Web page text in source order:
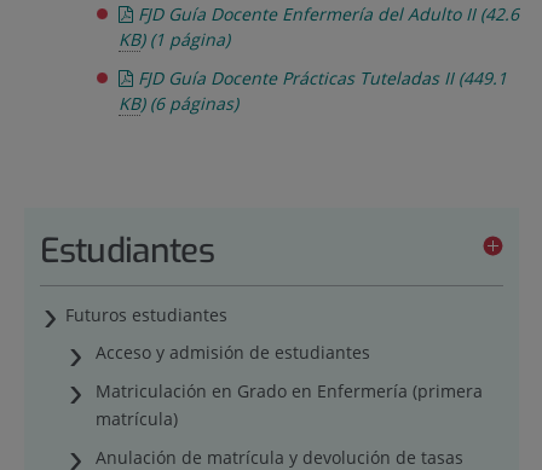
FJD Guía Docente Enfermería del Adulto II(42.6
KB)(1 página)
FJD Guía Docente Prácticas Tuteladas II(449.1
KB)(6 páginas)
Estudiantes
Futuros estudiantes
Acceso y admisión de estudiantes
Matriculación en Grado en Enfermería (primera
matrícula)
Anulación de matrícula y devolución de tasas